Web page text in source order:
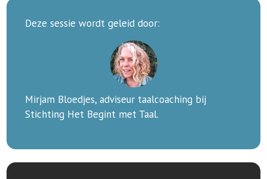
Deze sessie wordt geleid door:
Mirjam Bloedjes, adviseur taalcoaching bij
Stichting Het Begint met Taal.